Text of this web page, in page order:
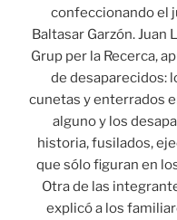
confeccionando el
Baltasar Garzón. Juan
Grup per la Recerca,
de desaparecidos:
cunetas y enterrados
alguno y los
historia, fusilados,
que sólo figuran en
Otra de las
explicó a los